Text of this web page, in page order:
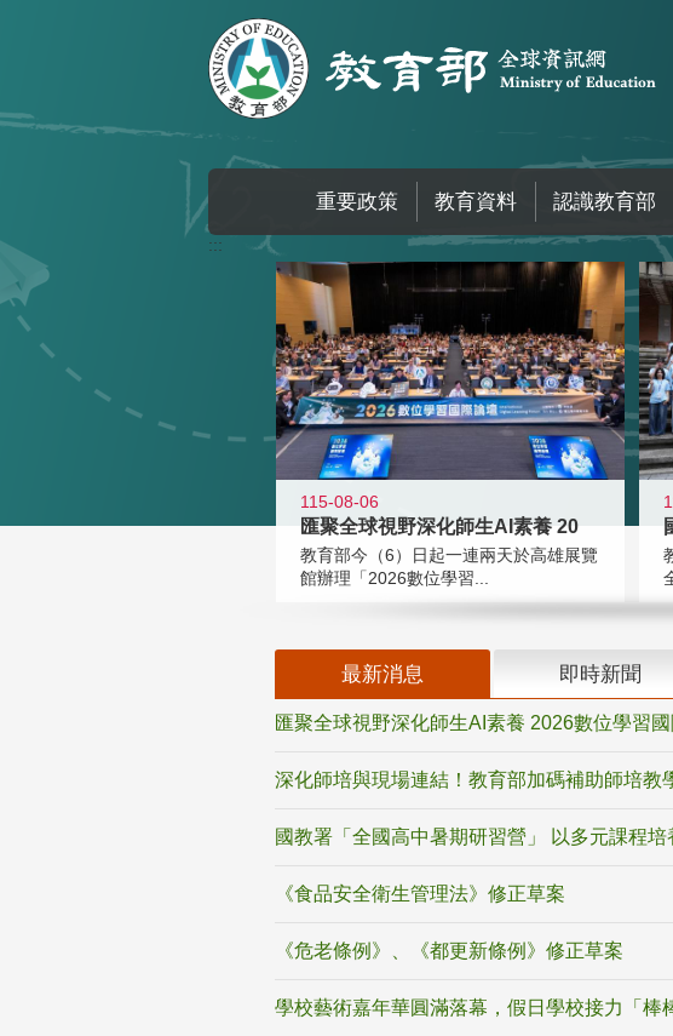
重要政策 教育資料 認識教育部
:::
115-08-06
匯聚全球視野深化師生AI素養 20
教育部今（6）日起一連兩天於高雄展覽
館辦理「2026數位學習...
最新消息 即時新聞
匯聚全球視野深化師生AI素養 2026數位學習
深化師培與現場連結！教育部加碼補助師培
國教署「全國高中暑期研習營」 以多元課程
《食品安全衛生管理法》修正草案
《危老條例》、《都更新條例》修正草案
學校藝術嘉年華圓滿落幕，假日學校接力「棒